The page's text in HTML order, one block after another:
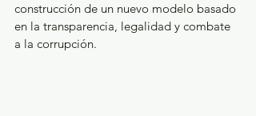
construcción de un nuevo modelo basado
en la transparencia, legalidad y combate
a la corrupción.